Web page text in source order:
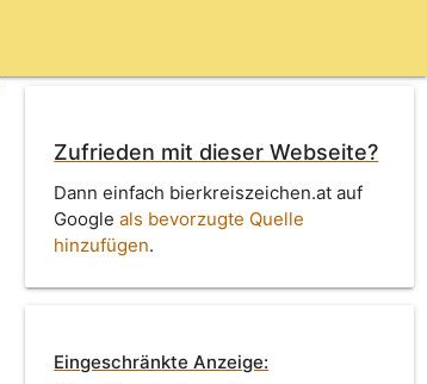
Zufrieden mit dieser Webseite?
Dann einfach bierkreiszeichen.at auf
Googleals bevorzugte Quelle
hinzufügen.
Eingeschränkte Anzeige: